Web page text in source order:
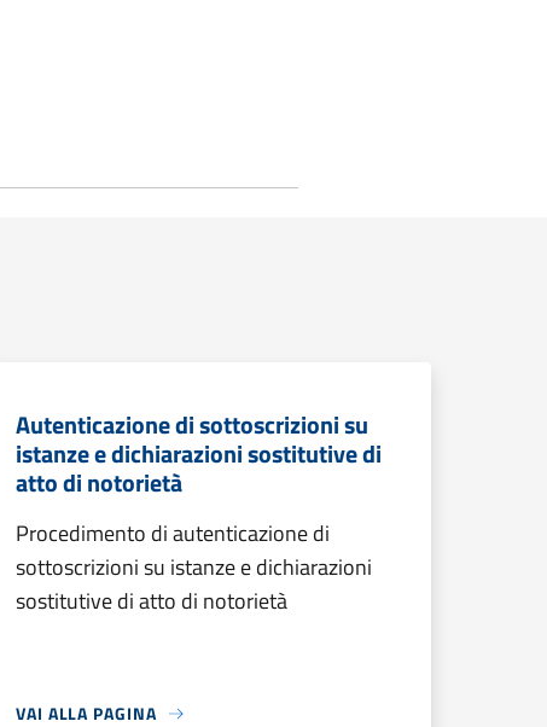
Autenticazione di sottoscrizioni su
istanze e dichiarazioni sostitutive di
atto di notorietà
Procedimento di autenticazione di
sottoscrizioni su istanze e dichiarazioni
sostitutive di atto di notorietà
VAI ALLA PAGINA